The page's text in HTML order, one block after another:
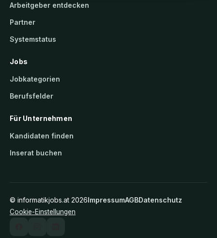
Arbeitgeber entdecken
Partner
Systemstatus
Jobs
Jobkategorien
Berufsfelder
Für Unternehmen
Kandidaten finden
Inserat buchen
© informatikjobs.at 2026ImpressumAGBDatenschutz
Cookie-Einstellungen